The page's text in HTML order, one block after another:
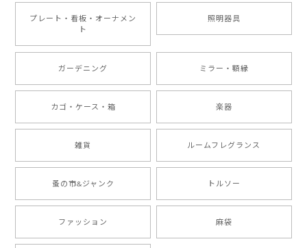
プレート・看板・オーナメン
ト
照明器具
ガーデニング ミラー・額縁
カゴ・ケース・箱 楽器
雑貨 ルームフレグランス
蚤の市&ジャンク トルソー
ファッション 麻袋